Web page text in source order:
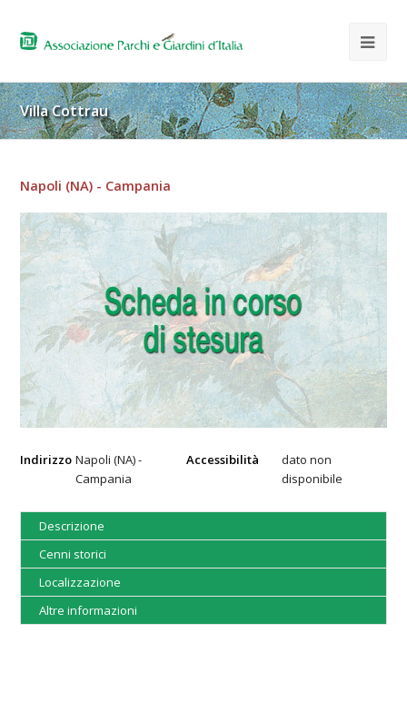
Villa Cottrau
Napoli (NA) - Campania
Indirizzo Napoli (NA) -
Campania
Accessibilità
dato non
disponibile
Descrizione
Cenni storici
Localizzazione
Altre informazioni